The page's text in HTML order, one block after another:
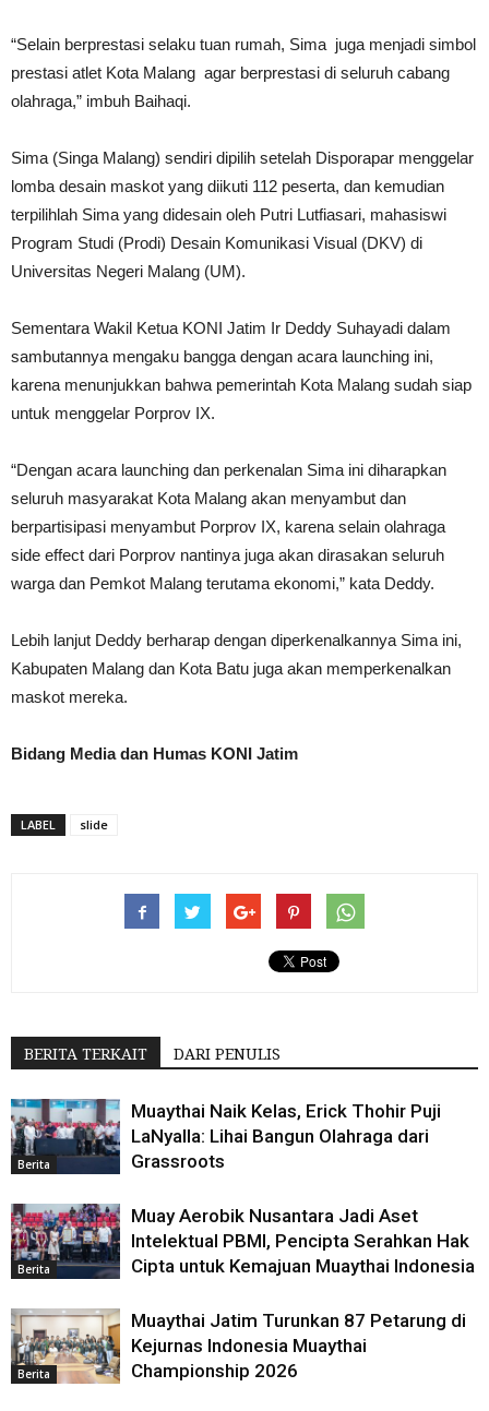
“Selain berprestasi selaku tuan rumah, Sima juga menjadi simbol
prestasi atlet Kota Malang agar berprestasi di seluruh cabang
olahraga,” imbuh Baihaqi.
Sima (Singa Malang) sendiri dipilih setelah Disporapar menggelar
lomba desain maskot yang diikuti 112 peserta, dan kemudian
terpilihlah Sima yang didesain oleh Putri Lutfiasari, mahasiswi
Program Studi (Prodi) Desain Komunikasi Visual (DKV) di
Universitas Negeri Malang (UM).
Sementara Wakil Ketua KONI Jatim Ir Deddy Suhayadi dalam
sambutannya mengaku bangga dengan acara launching ini,
karena menunjukkan bahwa pemerintah Kota Malang sudah siap
untuk menggelar Porprov IX.
“Dengan acara launching dan perkenalan Sima ini diharapkan
seluruh masyarakat Kota Malang akan menyambut dan
berpartisipasi menyambut Porprov IX, karena selain olahraga
side effect dari Porprov nantinya juga akan dirasakan seluruh
warga dan Pemkot Malang terutama ekonomi,” kata Deddy.
Lebih lanjut Deddy berharap dengan diperkenalkannya Sima ini,
Kabupaten Malang dan Kota Batu juga akan memperkenalkan
maskot mereka.
Bidang Media dan Humas KONI Jatim
LABEL slide
BERITA TERKAIT DARI PENULIS
Berita
Muaythai Naik Kelas, Erick Thohir Puji
LaNyalla: Lihai Bangun Olahraga dari
Grassroots
Berita
Muay Aerobik Nusantara Jadi Aset
Intelektual PBMI, Pencipta Serahkan Hak
Cipta untuk Kemajuan Muaythai Indonesia
Berita
Muaythai Jatim Turunkan 87 Petarung di
Kejurnas Indonesia Muaythai
Championship 2026